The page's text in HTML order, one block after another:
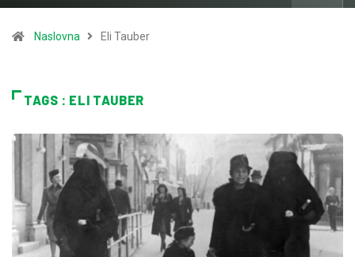
Naslovna Eli Tauber
TAGS : ELI TAUBER